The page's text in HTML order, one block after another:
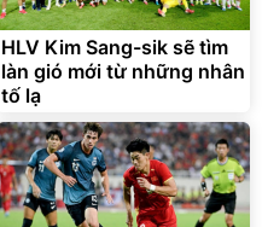
HLV Kim Sang-sik sẽ tìm
làn gió mới từ những nhân
tố lạ